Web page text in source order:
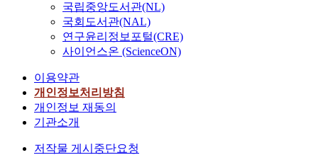
국립중앙도서관(NL)
국회도서관(NAL)
연구윤리정보포털(CRE)
사이언스온 (ScienceON)
이용약관
개인정보처리방침
개인정보 재동의
기관소개
저작물 게시중단요청